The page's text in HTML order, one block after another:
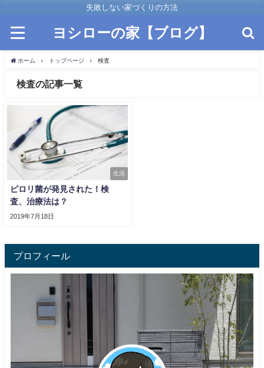
失敗しない家づくりの方法
ヨシローの家【ブログ】
ホーム トップページ 検査
検査の記事一覧
生活
ピロリ菌が発見された！検
査、治療法は？
2019年7月18日
プロフィール